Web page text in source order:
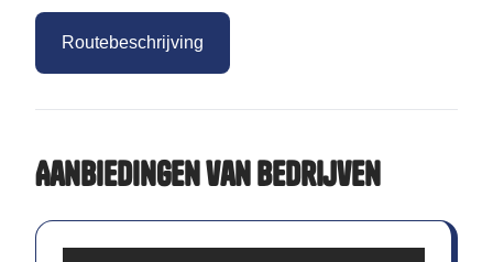
Routebeschrijving
Aanbiedingen van bedrijven